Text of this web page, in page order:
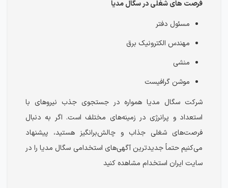
فرصت های شغلی در سگال مدیا
مسئول دفتر
مهندس الکترونیک برق
منشی
موشن گرافیست
شرکت سگال مدیا همواره در جستجوی جذب نیروهای با
استعداد و پرانرژی در زمینه‌های مختلف است. اگر به دنبال
فرصت‌های شغلی جذاب و چالش‌برانگیز هستید، پیشنهاد
می‌کنیم حتماً جدیدترین آگهی‌های استخدامی سگال مدیا را در
سایت ایران استخدام مشاهده کنید